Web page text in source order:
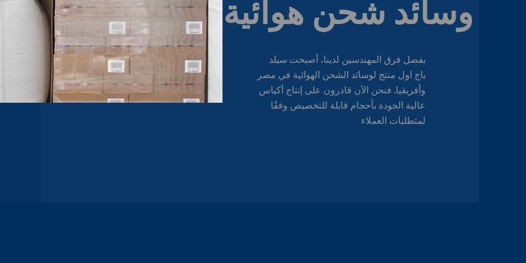
وسائد شحن هوائية
باج اول منتج لوسائد الشحن الهوائية في مصر
وأفريقيا. فنحن الآن قادرون على إنتاج أكياس
عالية الجودة بأحجام قابلة للتخصيص وفقًا
لمتطلبات العملاء